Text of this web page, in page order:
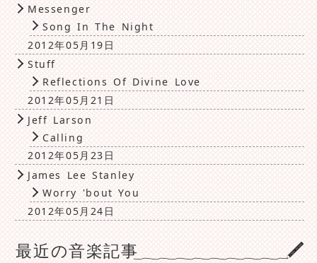
Messenger
Song In The Night
2012年05月19日
Stuff
Reflections Of Divine Love
2012年05月21日
Jeff Larson
Calling
2012年05月23日
James Lee Stanley
Worry 'bout You
2012年05月24日
最近の音楽記事